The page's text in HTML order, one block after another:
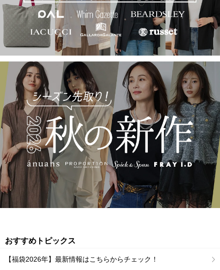
おすすめトピックス
【福袋2026年】最新情報はこちらからチェック！